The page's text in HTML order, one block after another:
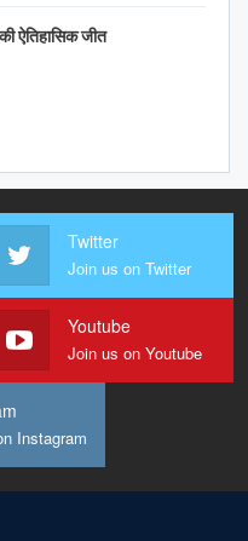
ऐतिहासिक जीत
Twitter
Join us on Twitter
Youtube
Join us on Youtube
Instagram